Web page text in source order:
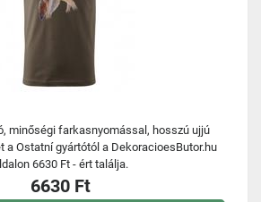
minőségi farkasnyomással, hosszú ujjú
a Ostatní gyártótól a DekoracioesButor.hu
6630 Ft - ért találja.
6630 Ft